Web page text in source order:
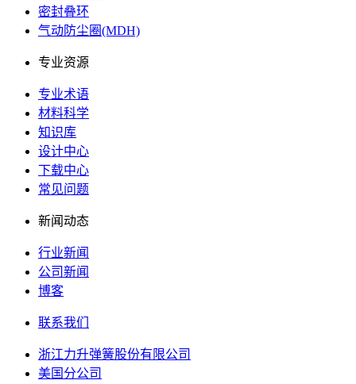
密封叠环
气动防尘圈(MDH)
专业资源
专业术语
材料科学
知识库
设计中心
下载中心
常见问题
新闻动态
行业新闻
公司新闻
博客
联系我们
浙江力升弹簧股份有限公司
美国分公司